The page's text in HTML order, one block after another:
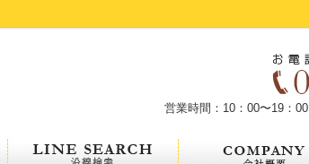
営業時間：10：00〜19：00